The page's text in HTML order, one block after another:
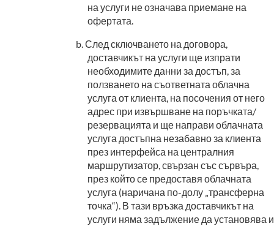
на услуги не означава приемане на
офертата.
След сключването на договора,
доставчикът на услуги ще изпрати
необходимите данни за достъп, за
ползването на съответната облачна
услуга от клиента, на посочения от него
адрес при извършване на поръчката/
резервацията и ще направи облачната
услуга достъпна незабавно за клиента
през интерфейса на централния
маршрутизатор, свързан със сървъра,
през който се предоставя облачната
услуга (наричана по-долу „трансферна
точка“). В тази връзка доставчикът на
услуги няма задължение да установява и